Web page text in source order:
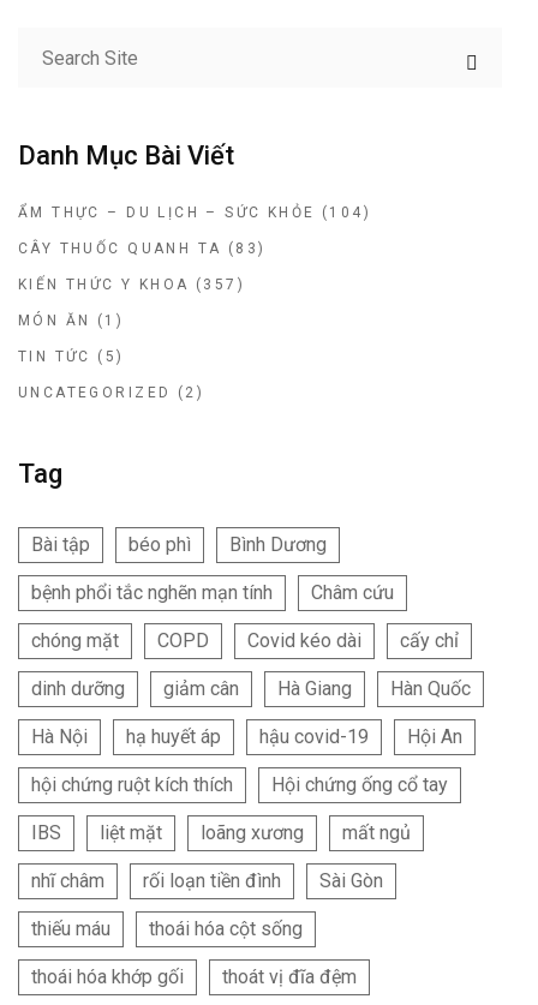
Danh Mục Bài Viết
ẨM THỰC – DU LỊCH – SỨC KHỎE (104)
CÂY THUỐC QUANH TA (83)
KIẾN THỨC Y KHOA (357)
MÓN ĂN (1)
TIN TỨC (5)
UNCATEGORIZED (2)
Tag
Bài tập béo phì Bình Dương
bệnh phổi tắc nghẽn mạn tính Châm cứu
chóng mặt COPD Covid kéo dài cấy chỉ
dinh dưỡng giảm cân Hà Giang Hàn Quốc
Hà Nội hạ huyết áp hậu covid-19 Hội An
hội chứng ruột kích thích Hội chứng ống cổ tay
IBS liệt mặt loãng xương mất ngủ
nhĩ châm rối loạn tiền đình Sài Gòn
thiếu máu thoái hóa cột sống
thoái hóa khớp gối thoát vị đĩa đệm